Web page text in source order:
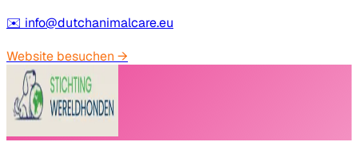
✉️ info@dutchanimalcare.eu
Website besuchen →